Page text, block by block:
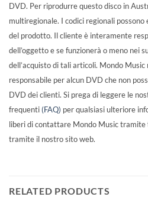
DVD. Per riprodurre questo disco in
multiregionale. I codici regionali
del prodotto. Il cliente è interamente
dell’oggetto e se funzionerà o meno nei
dell’acquisto di tali articoli. Mondo Music
responsabile per alcun DVD che non
DVD dei clienti. Si prega di leggere le
frequenti (FAQ) per qualsiasi ulteriore
liberi di contattare Mondo Music
tramite il nostro sito web.
RELATED PRODUCTS